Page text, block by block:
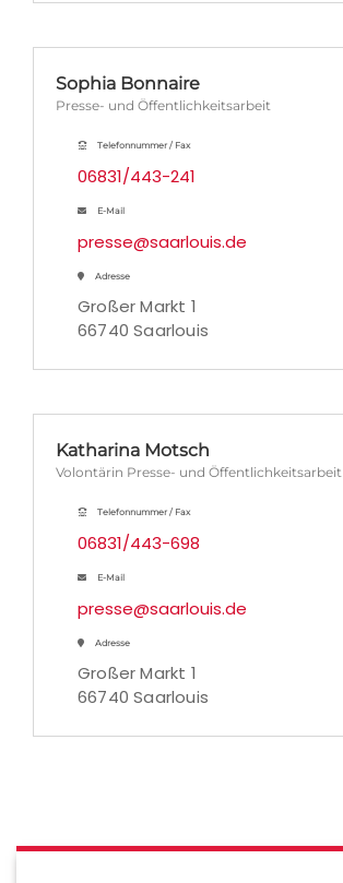
Sophia Bonnaire
Presse- und Öffentlichkeitsarbeit
Telefonnummer / Fax
06831/443-241
E-Mail
presse@saarlouis.de
Adresse
Großer Markt 1
66740 Saarlouis
Katharina Motsch
Volontärin Presse- und Öffentlichkeitsarbeit
Telefonnummer / Fax
06831/443-698
E-Mail
presse@saarlouis.de
Adresse
Großer Markt 1
66740 Saarlouis